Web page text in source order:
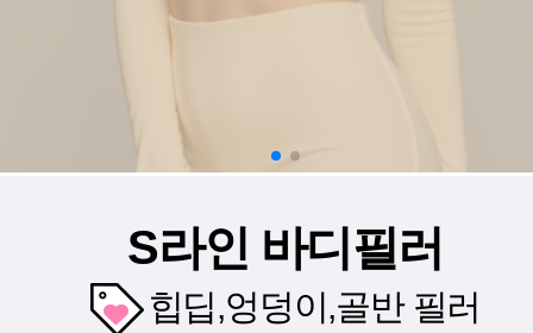
S라인 바디필러
힙딥,엉덩이,골반 필러